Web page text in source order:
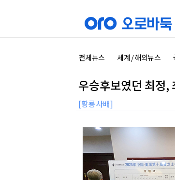
전체뉴스 세계 / 해외뉴스
우승후보였던 최정
[황룡사배]